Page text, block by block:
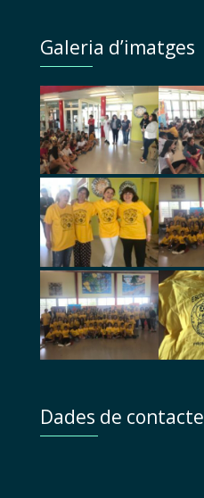
Galeria d’imatges
Dades de contacte